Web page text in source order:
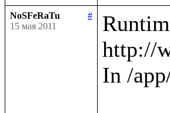
NoSFeRaTu
#
15 мая 2011
http://
In /